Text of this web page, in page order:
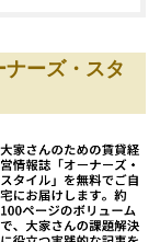
ーズ・スタ